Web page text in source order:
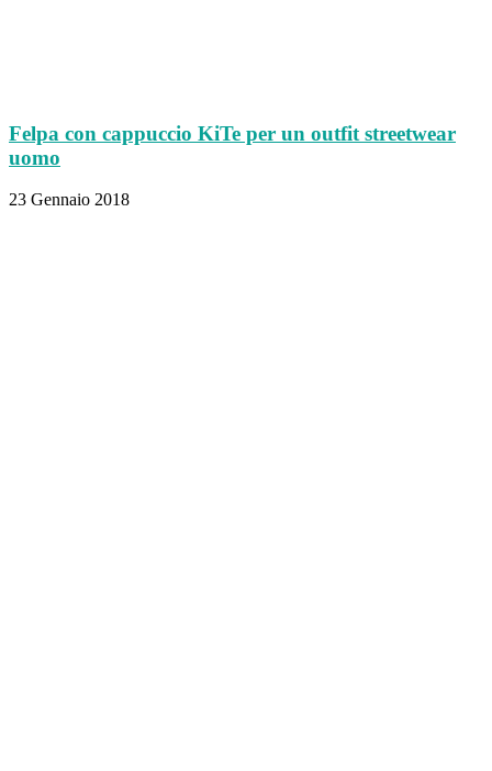
Felpa con cappuccio KiTe per un outfit streetwear
uomo
23 Gennaio 2018